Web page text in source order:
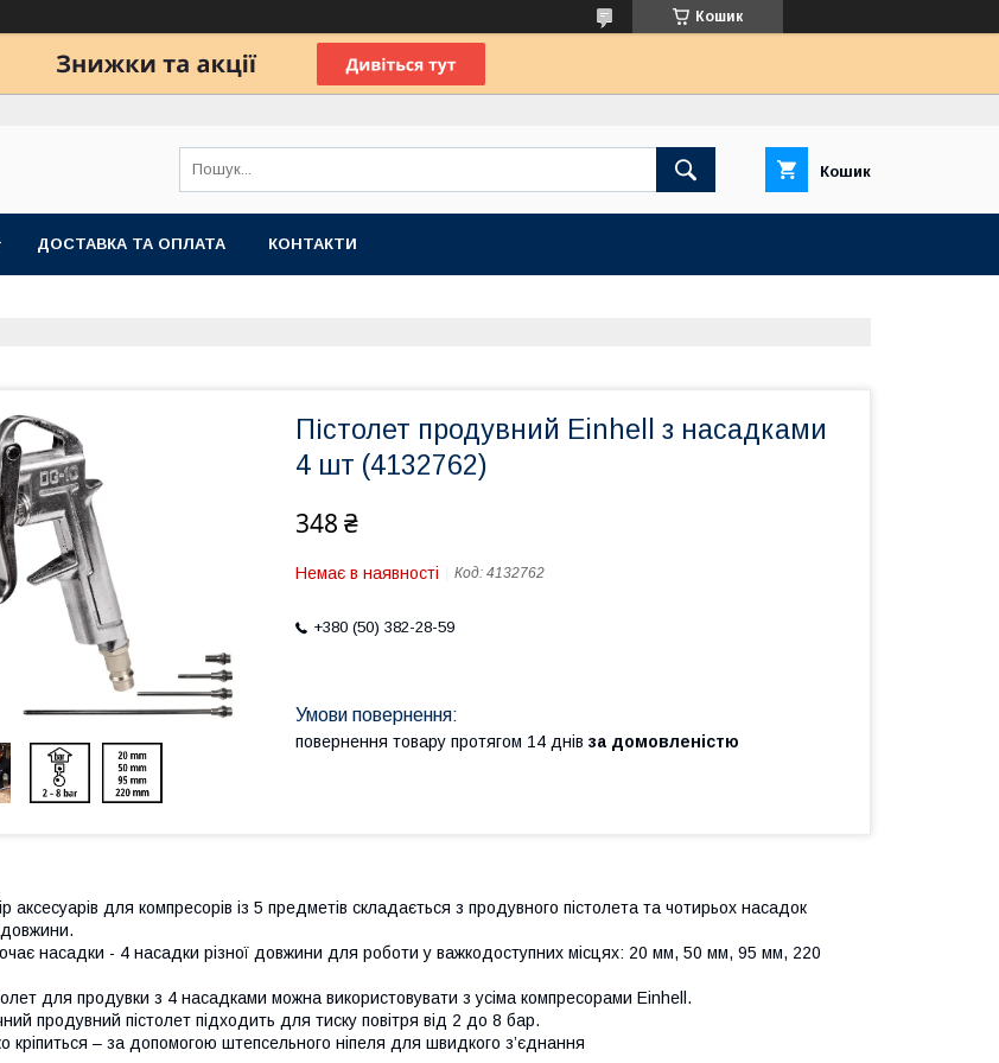
Кошик
Кошик
ДОСТАВКА ТА ОПЛАТА КОНТАКТИ
Пістолет продувний Einhell з насадками
4 шт (4132762)
348 ₴
Немає в наявності Код: 4132762
+380 (50) 382-28-59
повернення товару протягом 14 днів за домовленістю
аксесуарів для компресорів із 5 предметів складається з продувного пістолета та чотирьох насадок
довжини.
насадки - 4 насадки різної довжини для роботи у важкодоступних місцях: 20 мм, 50 мм, 95 мм, 220
для продувки з 4 насадками можна використовувати з усіма компресорами Einhell.
продувний пістолет підходить для тиску повітря від 2 до 8 бар.
кріпиться – за допомогою штепсельного ніпеля для швидкого з’єднання